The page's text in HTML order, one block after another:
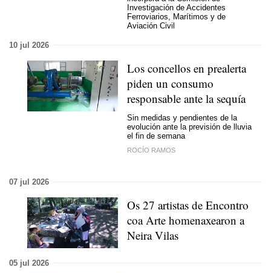
Investigación de Accidentes
Ferroviarios, Marítimos y de
Aviación Civil
10 jul 2026
Los concellos en prealerta
piden un consumo
responsable ante la sequía
Sin medidas y pendientes de la
evolución ante la previsión de lluvia
el fin de semana
ROCÍO RAMOS
07 jul 2026
Os 27 artistas de Encontro
coa Arte homenaxearon a
Neira Vilas
05 jul 2026